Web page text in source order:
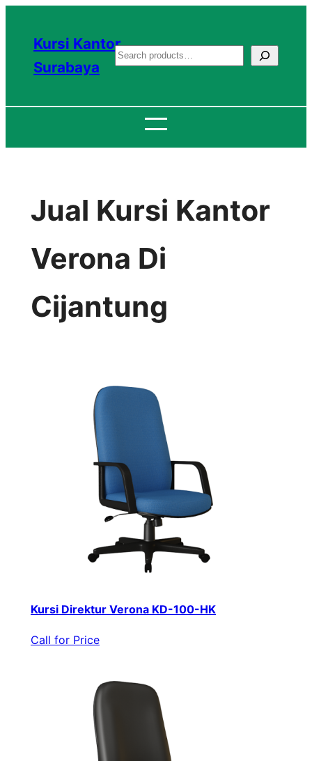
konten
Kursi Kantor
Surabaya
S
a
c
Jual Kursi Kantor
Verona Di
Cijantung
Kursi Direktur Verona KD-100-HK
Call for Price